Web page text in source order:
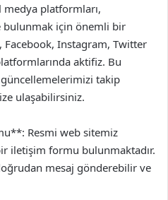
platformları,
için önemli bir
Facebook, Instagram, Twitter
aktifiz. Bu
güncellemelerimizi takip
ulaşabilirsiniz.
Resmi web sitemiz
iletişim formu bulunmaktadır.
mesaj gönderebilir ve